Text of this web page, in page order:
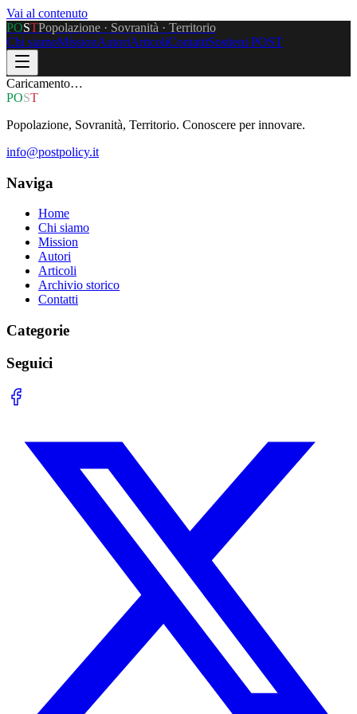
Vai al contenuto
POSTPopolazione · Sovranità · Territorio
Chi siamoMissionAutoriArticoliContattiSostieni POST
Caricamento…
POST
Popolazione, Sovranità, Territorio. Conoscere per innovare.
info@postpolicy.it
Naviga
Home
Chi siamo
Mission
Autori
Articoli
Archivio storico
Contatti
Categorie
Seguici